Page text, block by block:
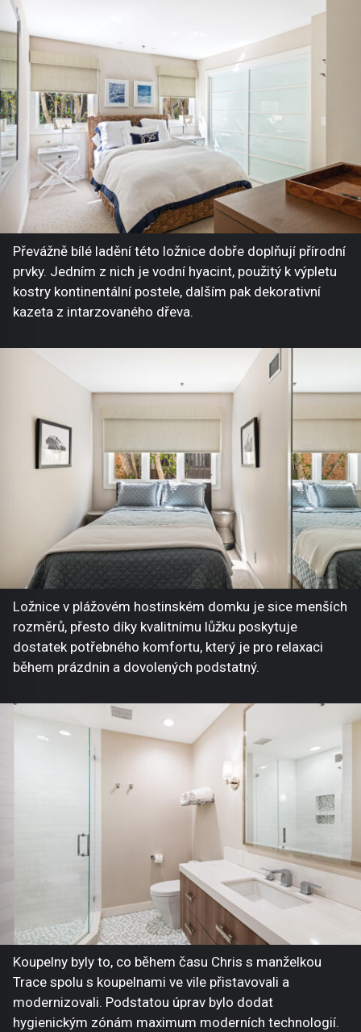
Převážně bílé ladění této ložnice dobře doplňují přírodní
prvky. Jedním z nich je vodní hyacint, použitý k výpletu
kostry kontinentální postele, dalším pak dekorativní
kazeta z intarzovaného dřeva.
Ložnice v plážovém hostinském domku je sice menších
rozměrů, přesto díky kvalitnímu lůžku poskytuje
dostatek potřebného komfortu, který je pro relaxaci
během prázdnin a dovolených podstatný.
Koupelny byly to, co během času Chris s manželkou
Trace spolu s koupelnami ve vile přistavovali a
modernizovali. Podstatou úprav bylo dodat
hygienickým zónám maximum moderních technologií.